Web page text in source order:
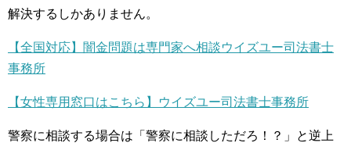
解決するしかありません。
【全国対応】闇金問題は専門家へ相談ウイズユー司法書士
事務所
【女性専用窓口はこちら】ウイズユー司法書士事務所
警察に相談する場合は「警察に相談しただろ！？」と逆上